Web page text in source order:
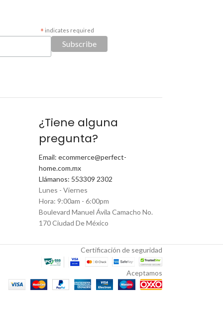
* indicates required
¿Tiene alguna
pregunta?
Email: ecommerce@perfect-
home.com.mx
Llámanos: 553309 2302
Lunes - Viernes
Hora: 9:00am - 6:00pm
Boulevard Manuel Ávila Camacho No.
170 Ciudad De México
Certificación de seguridad
Aceptamos